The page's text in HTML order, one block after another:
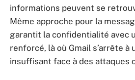
informations peuvent se
Même approche pour la
garantit la confidentialité avec
renforcé, là où Gmail s’arrête à
insuffisant face à des attaques